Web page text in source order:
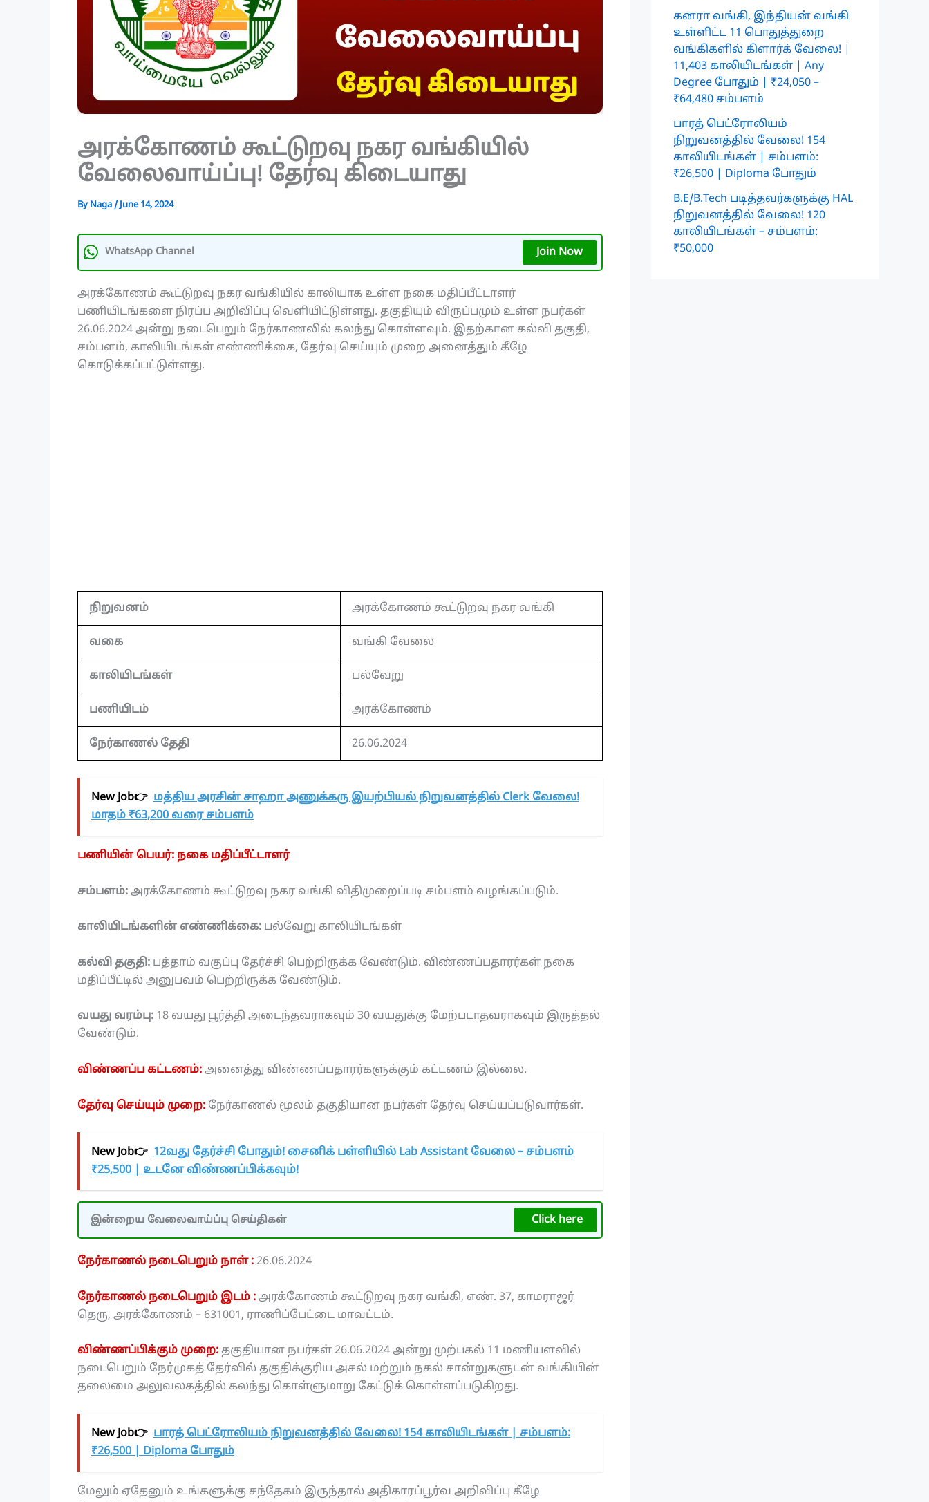
அரக்கோணம் கூட்டுறவு நகர வங்கியில்
வேலைவாய்ப்பு! தேர்வு கிடையாது
By Naga/June 14, 2024
WhatsApp Channel Join Now
அரக்கோணம் கூட்டுறவு நகர வங்கியில் காலியாக உள்ள நகை மதிப்பீட்டாளர்
பணியிடங்களை நிரப்ப அறிவிப்பு வெளியிட்டுள்ளது. தகுதியும் விருப்பமும் உள்ள நபர்கள்
26.06.2024 அன்று நடைபெறும் நேர்காணலில் கலந்து கொள்ளவும். இதற்கான கல்வி தகுதி,
சம்பளம், காலியிடங்கள் எண்ணிக்கை, தேர்வு செய்யும் முறை அனைத்தும் கீழே
கொடுக்கப்பட்டுள்ளது.
நிறுவனம் அரக்கோணம் கூட்டுறவு நகர வங்கி
வகை வங்கி வேலை
காலியிடங்கள் பல்வேறு
பணியிடம் அரக்கோணம்
நேர்காணல் தேதி 26.06.2024
New Job👉 மத்திய அரசின் சாஹா அணுக்கரு இயற்பியல் நிறுவனத்தில் Clerk வேலை!
மாதம் ₹63,200 வரை சம்பளம்
பணியின் பெயர்: நகை மதிப்பீட்டாளர்
சம்பளம்: அரக்கோணம் கூட்டுறவு நகர வங்கி விதிமுறைப்படி சம்பளம் வழங்கப்படும்.
காலியிடங்களின் எண்ணிக்கை: பல்வேறு காலியிடங்கள்
கல்வி தகுதி: பத்தாம் வகுப்பு தேர்ச்சி பெற்றிருக்க வேண்டும். விண்ணப்பதாரர்கள் நகை
மதிப்பீட்டில் அனுபவம் பெற்றிருக்க வேண்டும்.
வயது வரம்பு: 18 வயது பூர்த்தி அடைந்தவராகவும் 30 வயதுக்கு மேற்படாதவராகவும் இருத்தல்
வேண்டும்.
விண்ணப்ப கட்டணம்: அனைத்து விண்ணப்பதாரர்களுக்கும் கட்டணம் இல்லை.
தேர்வு செய்யும் முறை: நேர்காணல் மூலம் தகுதியான நபர்கள் தேர்வு செய்யப்படுவார்கள்.
New Job👉 12வது தேர்ச்சி போதும்! சைனிக் பள்ளியில் Lab Assistant வேலை – சம்பளம்
₹25,500 | உடனே விண்ணப்பிக்கவும்!
இன்றைய வேலைவாய்ப்பு செய்திகள் Click here
நேர்காணல் நடைபெறும் நாள் : 26.06.2024
நேர்காணல் நடைபெறும் இடம் : அரக்கோணம் கூட்டுறவு நகர வங்கி, எண். 37, காமராஜர்
தெரு, அரக்கோணம் – 631001, ராணிப்பேட்டை மாவட்டம்.
விண்ணப்பிக்கும் முறை: தகுதியான நபர்கள் 26.06.2024 அன்று முற்பகல் 11 மணியளவில்
நடைபெறும் நேர்முகத் தேர்வில் தகுதிக்குரிய அசல் மற்றும் நகல் சான்றுகளுடன் வங்கியின்
தலைமை அலுவலகத்தில் கலந்து கொள்ளுமாறு கேட்டுக் கொள்ளப்படுகிறது.
New Job👉 பாரத் பெட்ரோலியம் நிறுவனத்தில் வேலை! 154 காலியிடங்கள் | சம்பளம்:
₹26,500 | Diploma போதும்
மேலும் ஏதேனும் உங்களுக்கு சந்தேகம் இருந்தால் அதிகாரப்பூர்வ அறிவிப்பு கீழே
கனரா வங்கி, இந்தியன் வங்கி
உள்ளிட்ட 11 பொதுத்துறை
வங்கிகளில் கிளார்க் வேலை! |
11,403 காலியிடங்கள் | Any
Degree போதும் | ₹24,050 –
₹64,480 சம்பளம்
பாரத் பெட்ரோலியம்
நிறுவனத்தில் வேலை! 154
காலியிடங்கள் | சம்பளம்:
₹26,500 | Diploma போதும்
B.E/B.Tech படித்தவர்களுக்கு HAL
நிறுவனத்தில் வேலை! 120
காலியிடங்கள் – சம்பளம்:
₹50,000